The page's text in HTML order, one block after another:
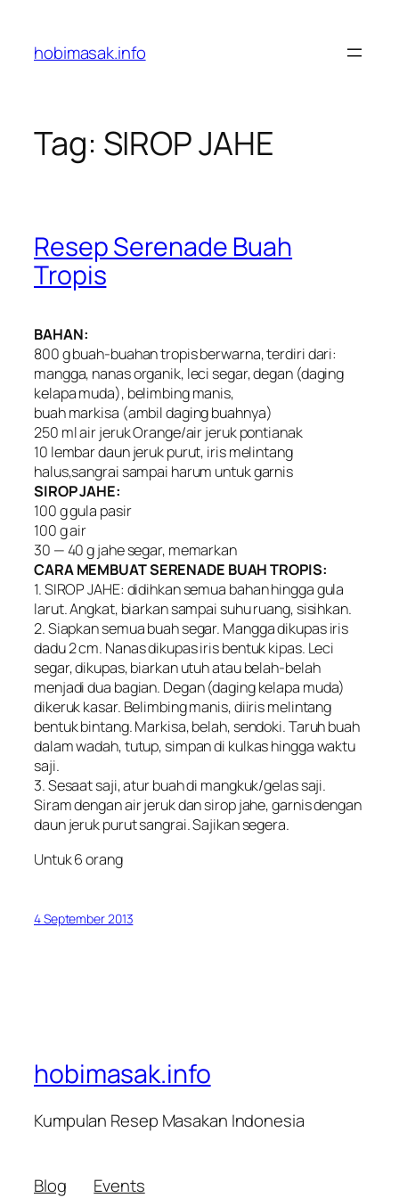
content
hobimasak.info
Tag: SIROP JAHE
Resep Serenade Buah
Tropis
BAHAN:
800 g buah-buahan tropis berwarna, terdiri dari:
mangga, nanas organik, leci segar, degan (daging
kelapa muda), belimbing manis,
buah markisa (ambil daging buahnya)
250 ml air jeruk Orange/air jeruk pontianak
10 lembar daun jeruk purut, iris melintang
halus,sangrai sampai harum untuk garnis
SIROP JAHE:
100 g gula pasir
100 g air
30 — 40 g jahe segar, memarkan
CARA MEMBUAT SERENADE BUAH TROPIS:
1. SIROP JAHE: didihkan semua bahan hingga gula
larut. Angkat, biarkan sampai suhu ruang, sisihkan.
2. Siapkan semua buah segar. Mangga dikupas iris
dadu 2 cm. Nanas dikupas iris bentuk kipas. Leci
segar, dikupas, biarkan utuh atau belah-belah
menjadi dua bagian. Degan (daging kelapa muda)
dikeruk kasar. Belimbing manis, diiris melintang
bentuk bintang. Markisa, belah, sendoki. Taruh buah
dalam wadah, tutup, simpan di kulkas hingga waktu
saji.
3. Sesaat saji, atur buah di mangkuk/gelas saji.
Siram dengan air jeruk dan sirop jahe, garnis dengan
daun jeruk purut sangrai. Sajikan segera.
Untuk 6 orang
4 September 2013
hobimasak.info
Kumpulan Resep Masakan Indonesia
Blog
Events